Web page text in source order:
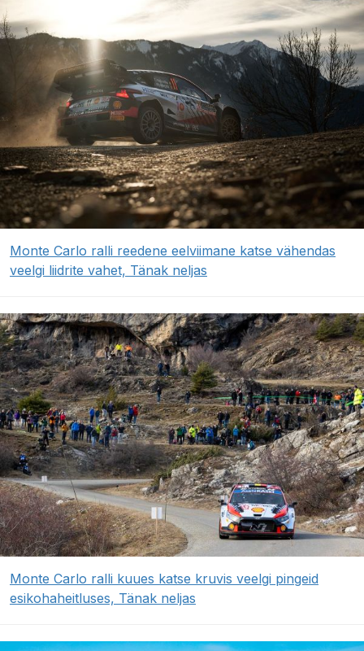
Monte Carlo ralli reedene eelviimane katse vähendas
veelgi liidrite vahet, Tänak neljas
Monte Carlo ralli kuues katse kruvis veelgi pingeid
esikohaheitluses, Tänak neljas